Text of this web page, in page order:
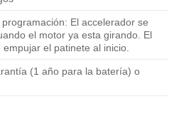
El accelerador se
el motor ya esta girando. El
empujar el patinete al inicio.
(1 año para la batería) o